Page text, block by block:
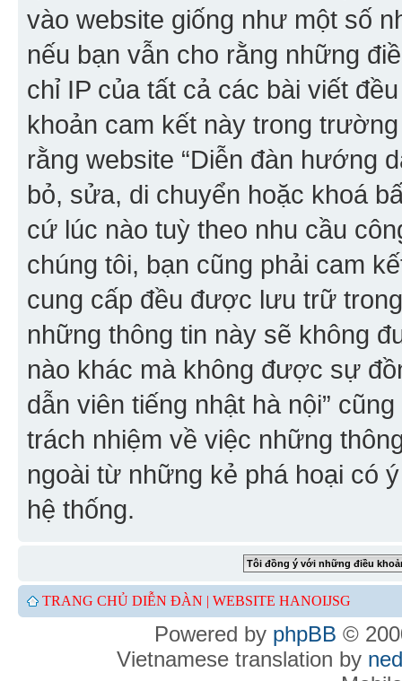
vào website giống như một số
nếu bạn vẫn cho rằng những
chỉ IP của tất cả các bài viết
khoản cam kết này trong
rằng website “Diễn đàn hướng
bỏ, sửa, di chuyển hoặc khoá
cứ lúc nào tuỳ theo nhu cầu
chúng tôi, bạn cũng phải cam
cung cấp đều được lưu trữ
những thông tin này sẽ không
nào khác mà không được sự
dẫn viên tiếng nhật hà nội”
trách nhiệm về việc những
ngoài từ những kẻ phá hoại có
hệ thống.
TRANG CHỦ DIỄN ĐÀN | WEBSITE HANOIJSG
Powered by phpBB ©
Vietnamese translation by